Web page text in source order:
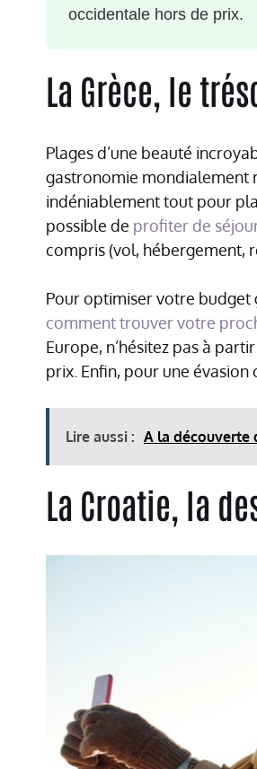
occidentale hors de prix.
La Grèce, le
Plages d’une beauté
gastronomie mondialement
indéniablement tout pour
possible de profiter de
compris (vol, hébergement,
Pour optimiser votre budget
comment trouver votre
Europe, n’hésitez pas à partir
prix. Enfin, pour une
Lire aussi : A la découverte
La Croatie, la